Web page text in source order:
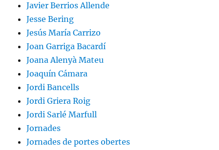
Javier Berrios Allende
Jesse Bering
Jesús María Carrizo
Joan Garriga Bacardí
Joana Alenyà Mateu
Joaquín Cámara
Jordi Bancells
Jordi Griera Roig
Jordi Sarlé Marfull
Jornades
Jornades de portes obertes